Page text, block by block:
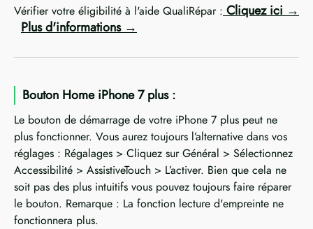
Vérifier votre éligibilité à l'aide QualiRépar : Cliquez ici
Plus d'informations
Bouton Home iPhone 7 plus :
Le bouton de démarrage de votre iPhone 7 plus peut ne
plus fonctionner. Vous aurez toujours l’alternative dans vos
réglages : Régalages > Cliquez sur Général > Sélectionnez
Accessibilité > AssistiveTouch > L’activer. Bien que cela ne
soit pas des plus intuitifs vous pouvez toujours faire réparer
le bouton. Remarque : La fonction lecture d'empreinte ne
fonctionnera plus.